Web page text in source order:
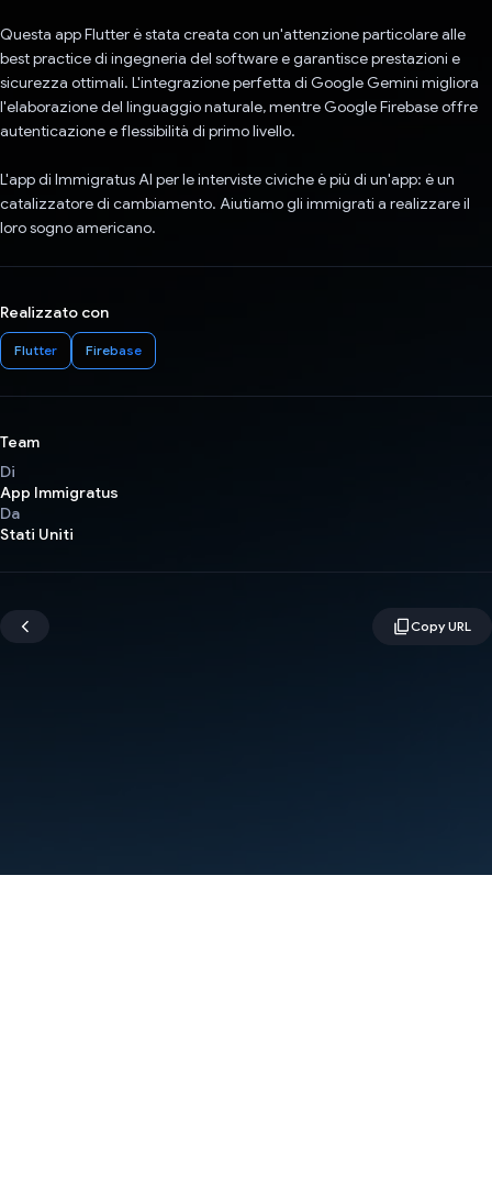
Questa app Flutter è stata creata con un'attenzione particolare alle
best practice di ingegneria del software e garantisce prestazioni e
sicurezza ottimali. L'integrazione perfetta di Google Gemini migliora
l'elaborazione del linguaggio naturale, mentre Google Firebase offre
autenticazione e flessibilità di primo livello.
L'app di Immigratus AI per le interviste civiche è più di un'app: è un
catalizzatore di cambiamento. Aiutiamo gli immigrati a realizzare il
loro sogno americano.
Realizzato con
Flutter Firebase
Team
Di
App Immigratus
Da
Stati Uniti